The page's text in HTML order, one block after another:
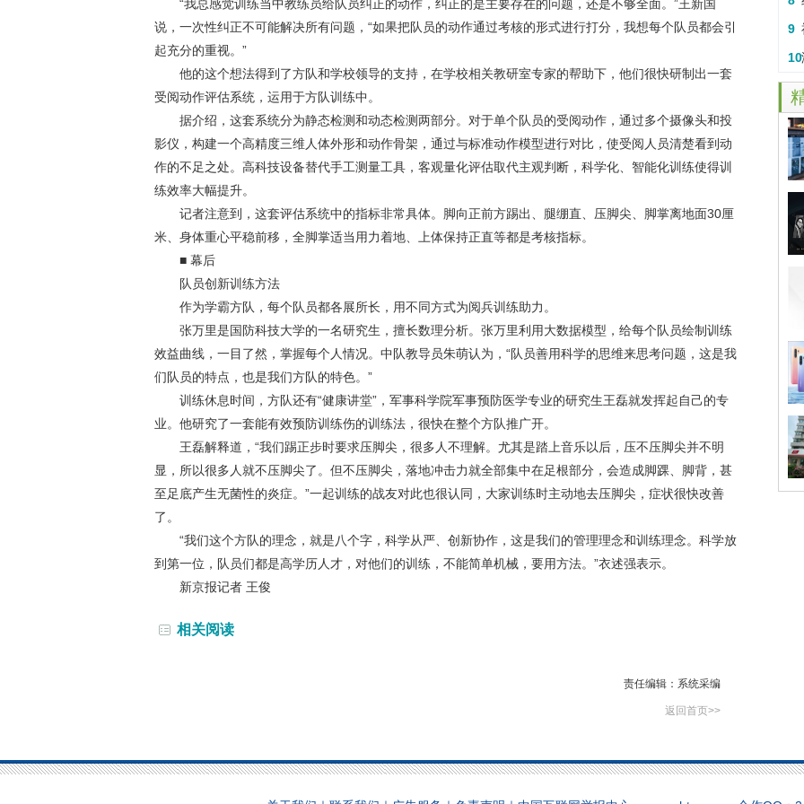
“我总感觉训练当中教练员给队员纠正的动作，纠正的是主要存在的问题，还是不够全面。”王新国
说，一次性纠正不可能解决所有问题，“如果把队员的动作通过考核的形式进行打分，我想每个队员都会引
起充分的重视。”
他的这个想法得到了方队和学校领导的支持，在学校相关教研室专家的帮助下，他们很快研制出一套
受阅动作评估系统，运用于方队训练中。
据介绍，这套系统分为静态检测和动态检测两部分。对于单个队员的受阅动作，通过多个摄像头和投
影仪，构建一个高精度三维人体外形和动作骨架，通过与标准动作模型进行对比，使受阅人员清楚看到动
作的不足之处。高科技设备替代手工测量工具，客观量化评估取代主观判断，科学化、智能化训练使得训
练效率大幅提升。
记者注意到，这套评估系统中的指标非常具体。脚向正前方踢出、腿绷直、压脚尖、脚掌离地面30厘
米、身体重心平稳前移，全脚掌适当用力着地、上体保持正直等都是考核指标。
■ 幕后
队员创新训练方法
作为学霸方队，每个队员都各展所长，用不同方式为阅兵训练助力。
张万里是国防科技大学的一名研究生，擅长数理分析。张万里利用大数据模型，给每个队员绘制训练
效益曲线，一目了然，掌握每个人情况。中队教导员朱萌认为，“队员善用科学的思维来思考问题，这是我
们队员的特点，也是我们方队的特色。”
训练休息时间，方队还有“健康讲堂”，军事科学院军事预防医学专业的研究生王磊就发挥起自己的专
业。他研究了一套能有效预防训练伤的训练法，很快在整个方队推广开。
王磊解释道，“我们踢正步时要求压脚尖，很多人不理解。尤其是踏上音乐以后，压不压脚尖并不明
显，所以很多人就不压脚尖了。但不压脚尖，落地冲击力就全部集中在足根部分，会造成脚踝、脚背，甚
至足底产生无菌性的炎症。”一起训练的战友对此也很认同，大家训练时主动地去压脚尖，症状很快改善
了。
“我们这个方队的理念，就是八个字，科学从严、创新协作，这是我们的管理理念和训练理念。科学放
到第一位，队员们都是高学历人才，对他们的训练，不能简单机械，要用方法。”衣述强表示。
新京报记者 王俊
相关阅读
责任编辑：系统采编
返回首页>>
开
9
章
10
干